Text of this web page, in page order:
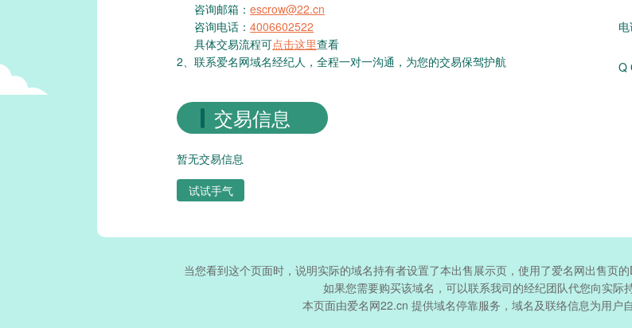
咨询邮箱： escrow@22.cn
咨询电话： 4006602522
具体交易流程可点击这里查看
2、联系爱名网域名经纪人，全程一对一沟通，为您的交易保驾护航
交易信息
暂无交易信息
试试手气
电
Q
当您看到这个页面时，说明实际的域名持有者设置了本出售展示页，使用了爱名网出售页
如果您需要购买该域名，可以联系我司的经纪团队代您向实际
本页面由爱名网22.cn 提供域名停靠服务，域名及联络信息为用户